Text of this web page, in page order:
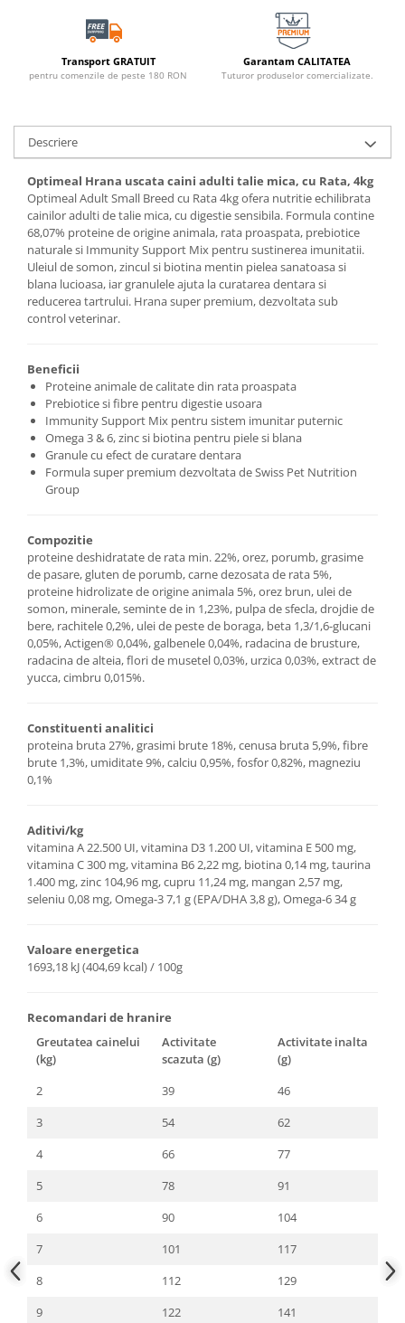
Transport GRATUIT
pentru comenzile de peste 180 RON
Garantam CALITATEA
Tuturor produselor comercializate.
Descriere
Optimeal Hrana uscata caini adulti talie mica, cu Rata, 4kg
Optimeal Adult Small Breed cu Rata 4kg ofera nutritie echilibrata
cainilor adulti de talie mica, cu digestie sensibila. Formula contine
68,07% proteine de origine animala, rata proaspata, prebiotice
naturale si Immunity Support Mix pentru sustinerea imunitatii.
Uleiul de somon, zincul si biotina mentin pielea sanatoasa si
blana lucioasa, iar granulele ajuta la curatarea dentara si
reducerea tartrului. Hrana super premium, dezvoltata sub
control veterinar.
Beneficii
Proteine animale de calitate din rata proaspata
Prebiotice si fibre pentru digestie usoara
Immunity Support Mix pentru sistem imunitar puternic
Omega 3 & 6, zinc si biotina pentru piele si blana
Granule cu efect de curatare dentara
Formula super premium dezvoltata de Swiss Pet Nutrition
Group
Compozitie
proteine deshidratate de rata min. 22%, orez, porumb, grasime
de pasare, gluten de porumb, carne dezosata de rata 5%,
proteine hidrolizate de origine animala 5%, orez brun, ulei de
somon, minerale, seminte de in 1,23%, pulpa de sfecla, drojdie de
bere, rachitele 0,2%, ulei de peste de boraga, beta 1,3/1,6-glucani
0,05%, Actigen® 0,04%, galbenele 0,04%, radacina de brusture,
radacina de alteia, flori de musetel 0,03%, urzica 0,03%, extract de
yucca, cimbru 0,015%.
Constituenti analitici
proteina bruta 27%, grasimi brute 18%, cenusa bruta 5,9%, fibre
brute 1,3%, umiditate 9%, calciu 0,95%, fosfor 0,82%, magneziu
0,1%
Aditivi/kg
vitamina A 22.500 UI, vitamina D3 1.200 UI, vitamina E 500 mg,
vitamina C 300 mg, vitamina B6 2,22 mg, biotina 0,14 mg, taurina
1.400 mg, zinc 104,96 mg, cupru 11,24 mg, mangan 2,57 mg,
seleniu 0,08 mg, Omega-3 7,1 g (EPA/DHA 3,8 g), Omega-6 34 g
Valoare energetica
1693,18 kJ (404,69 kcal) / 100g
Recomandari de hranire
Greutatea cainelui
(kg)
Activitate
scazuta (g)
Activitate inalta
(g)
2
39
46
3
54
62
4
66
77
5
78
91
6
90
104
7
101
117
8
112
129
9
122 141